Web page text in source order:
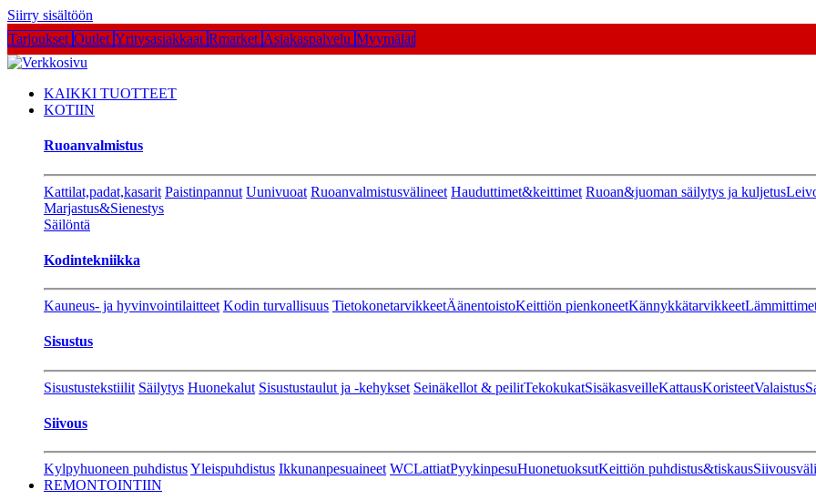
Siirry sisältöön
Tarjoukset Outlet Yritysasiakkaat Rmarket Asiakaspalvelu Myymälät
KAIKKI TUOTTEET
KOTIIN
Ruoanvalmistus
Kattilat,padat,kasarit Paistinpannut Uunivuoat Ruoanvalmistusvälineet Hauduttimet&keittimet Ruoan&juoman säilytys ja kuljetus
Marjastus&Sienestys
Säilöntä
Kodintekniikka
Kauneus- ja hyvinvointilaitteet Kodin turvallisuus TietokonetarvikkeetÄänentoistoKeittiön pienkoneetKännykkätarvikkeet
Sisustus
Sisustustekstiilit Säilytys Huonekalut Sisustustaulut ja -kehykset Seinäkellot & peilitTekokukatSisäkasveilleKattausKoristeetValaistus
Siivous
Kylpyhuoneen puhdistusYleispuhdistus Ikkunanpesuaineet WCLattiatPyykinpesuHuonetuoksutKeittiön puhdistus&tiskaus
REMONTOINTIIN